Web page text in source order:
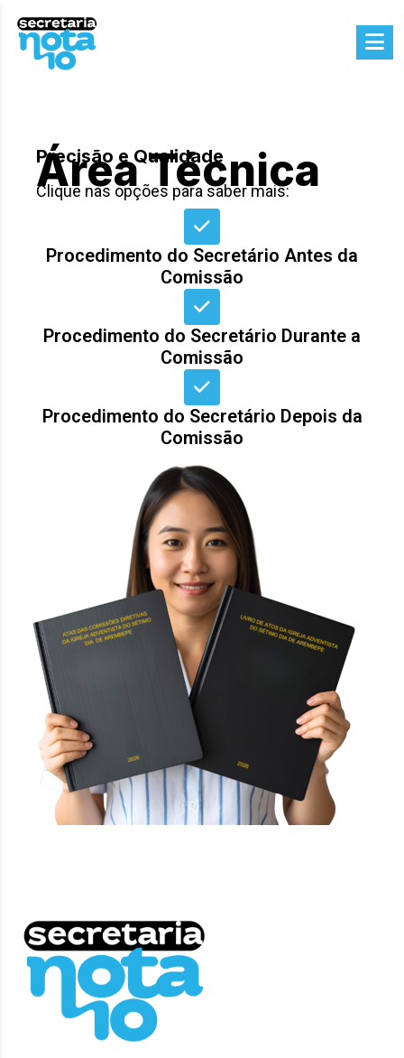
Precisão e Qualidade
Área Técnica
Clique nas opções para saber mais:
Procedimento do Secretário Antes da
Comissão
Procedimento do Secretário Durante a
Comissão
Procedimento do Secretário Depois da
Comissão